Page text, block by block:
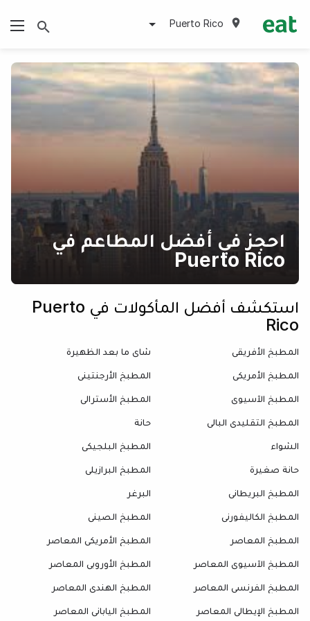
Puerto Rico
احجز في أفضل المطاعم في
Puerto Rico
استكشف أفضل المأكولات في Puerto
Rico
المطبخ الأفريقي
شاي ما بعد الظهيرة
المطبخ الأمريكي
المطبخ الأرجنتيني
المطبخ الآسيوي
المطبخ الأسترالي
المطبخ التقليدي البالي
حانة
الشواء
المطبخ البلجيكي
حانة صغيرة
المطبخ البرازيلي
المطبخ البريطاني
البرغر
المطبخ الكاليفورني
المطبخ الصيني
المطبخ المعاصر
المطبخ الأمريكي المعاصر
المطبخ الآسيوي المعاصر
المطبخ الأوروبي المعاصر
المطبخ الفرنسي المعاصر
المطبخ الهندي المعاصر
المطبخ الإيطالي المعاصر
المطبخ الياباني المعاصر